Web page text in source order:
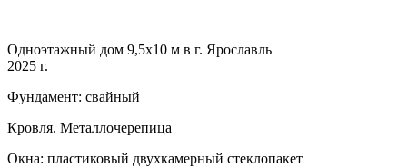
Одноэтажный дом 9,5х10 м в г. Ярославль
2025 г.
Фундамент: свайный
Кровля. Металлочерепица
Окна: пластиковый двухкамерный стеклопакет